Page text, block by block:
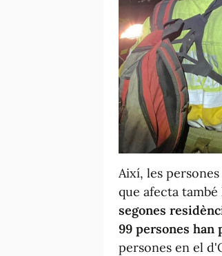
Així, les
que afecta
segones
99 persones han
persones en el